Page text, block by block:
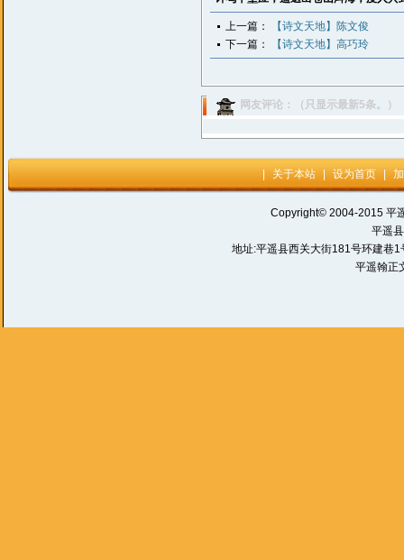
上一篇：
【诗文天地】陈文俊
下一篇：
【诗文天地】高巧玲
网友评论：（只显示最新5条。）
关于本站 设为首页
Copyright© 2004-2015 平
平遥
地址:平遥县西关大街181号环建
平遥翰正